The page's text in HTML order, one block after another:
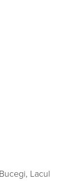
Lacul